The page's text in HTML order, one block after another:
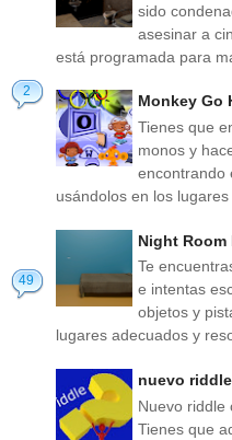
2
49
sido
asesinar a
está programada para
Monkey Go
Tienes que
monos y
encontrando
usándolos en los lugares
Night Room
Te
e intentas
objetos y
lugares adecuados y
nuevo
Nuevo riddle
Tienes que